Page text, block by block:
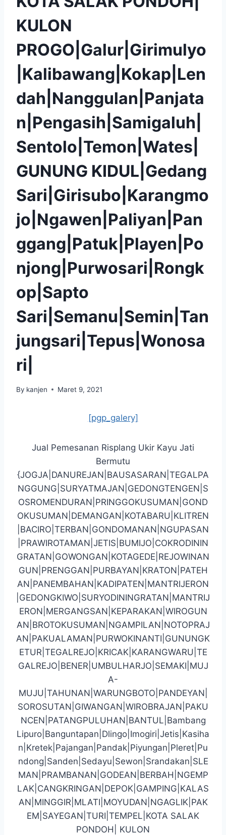
KULON
PROGO|Galur|Girimulyo
|Kalibawang|Kokap|Len
dah|Nanggulan|Panjata
n|Pengasih|Samigaluh|
Sentolo|Temon|Wates|
GUNUNG KIDUL|Gedang
Sari|Girisubo|Karangmo
jo|Ngawen|Paliyan|Pan
ggang|Patuk|Playen|Po
njong|Purwosari|Rongk
op|Sapto
Sari|Semanu|Semin|Tan
jungsari|Tepus|Wonosa
ri|
By kanjen Maret 9, 2021
[pgp_galery]
Jual Pemesanan Risplang Ukir Kayu Jati
Bermutu
{JOGJA|DANUREJAN|BAUSASARAN|TEGALPA
NGGUNG|SURYATMAJAN|GEDONGTENGEN|S
OSROMENDURAN|PRINGGOKUSUMAN|GOND
OKUSUMAN|DEMANGAN|KOTABARU|KLITREN
|BACIRO|TERBAN|GONDOMANAN|NGUPASAN
|PRAWIROTAMAN|JETIS|BUMIJO|COKRODININ
GRATAN|GOWONGAN|KOTAGEDE|REJOWINAN
GUN|PRENGGAN|PURBAYAN|KRATON|PATEH
AN|PANEMBAHAN|KADIPATEN|MANTRIJERON
|GEDONGKIWO|SURYODININGRATAN|MANTRIJ
ERON|MERGANGSAN|KEPARAKAN|WIROGUN
AN|BROTOKUSUMAN|NGAMPILAN|NOTOPRAJ
AN|PAKUALAMAN|PURWOKINANTI|GUNUNGK
ETUR|TEGALREJO|KRICAK|KARANGWARU|TE
GALREJO|BENER|UMBULHARJO|SEMAKI|MUJ
A-
MUJU|TAHUNAN|WARUNGBOTO|PANDEYAN|
SOROSUTAN|GIWANGAN|WIROBRAJAN|PAKU
NCEN|PATANGPULUHAN|BANTUL|Bambang
Lipuro|Banguntapan|Dlingo|Imogiri|Jetis|Kasiha
n|Kretek|Pajangan|Pandak|Piyungan|Pleret|Pu
ndong|Sanden|Sedayu|Sewon|Srandakan|SLE
MAN|PRAMBANAN|GODEAN|BERBAH|NGEMP
LAK|CANGKRINGAN|DEPOK|GAMPING|KALAS
AN|MINGGIR|MLATI|MOYUDAN|NGAGLIK|PAK
EM|SAYEGAN|TURI|TEMPEL|KOTA SALAK
PONDOH| KULON